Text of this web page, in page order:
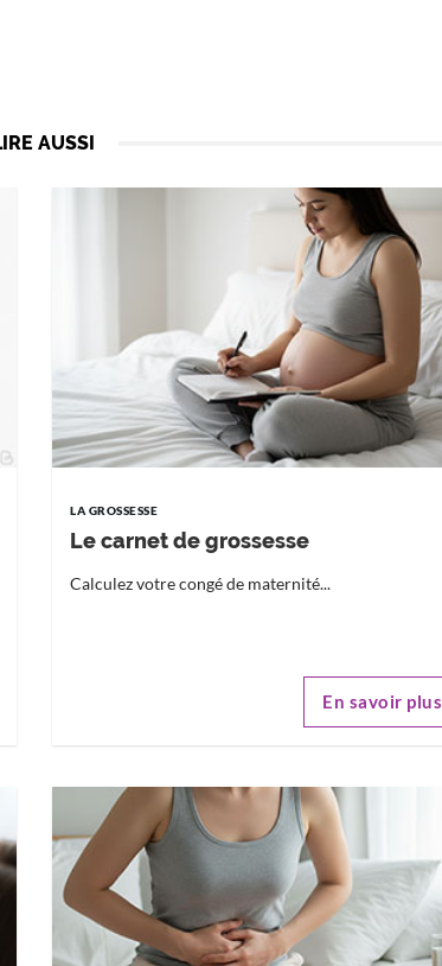
AUSSI
LA GROSSESSE
Le carnet de grossesse
Calculez votre congé de maternité...
En savoir plus